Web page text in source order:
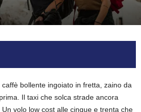
bollente ingoiato in fretta, zaino da
Il taxi che solca strade ancora
volo low cost alle cinque e trenta che